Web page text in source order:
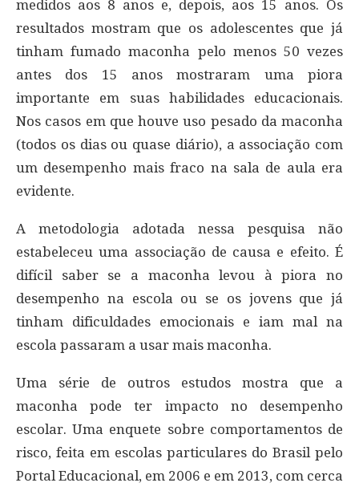
medidos aos 8 anos e, depois, aos 15 anos. Os
resultados mostram que os adolescentes que já
tinham fumado maconha pelo menos 50 vezes
antes dos 15 anos mostraram uma piora
importante em suas habilidades educacionais.
Nos casos em que houve uso pesado da maconha
(todos os dias ou quase diário), a associação com
um desempenho mais fraco na sala de aula era
evidente.
A metodologia adotada nessa pesquisa não
estabeleceu uma associação de causa e efeito. É
difícil saber se a maconha levou à piora no
desempenho na escola ou se os jovens que já
tinham dificuldades emocionais e iam mal na
escola passaram a usar mais maconha.
Uma série de outros estudos mostra que a
maconha pode ter impacto no desempenho
escolar. Uma enquete sobre comportamentos de
risco, feita em escolas particulares do Brasil pelo
Portal Educacional, em 2006 e em 2013, com cerca